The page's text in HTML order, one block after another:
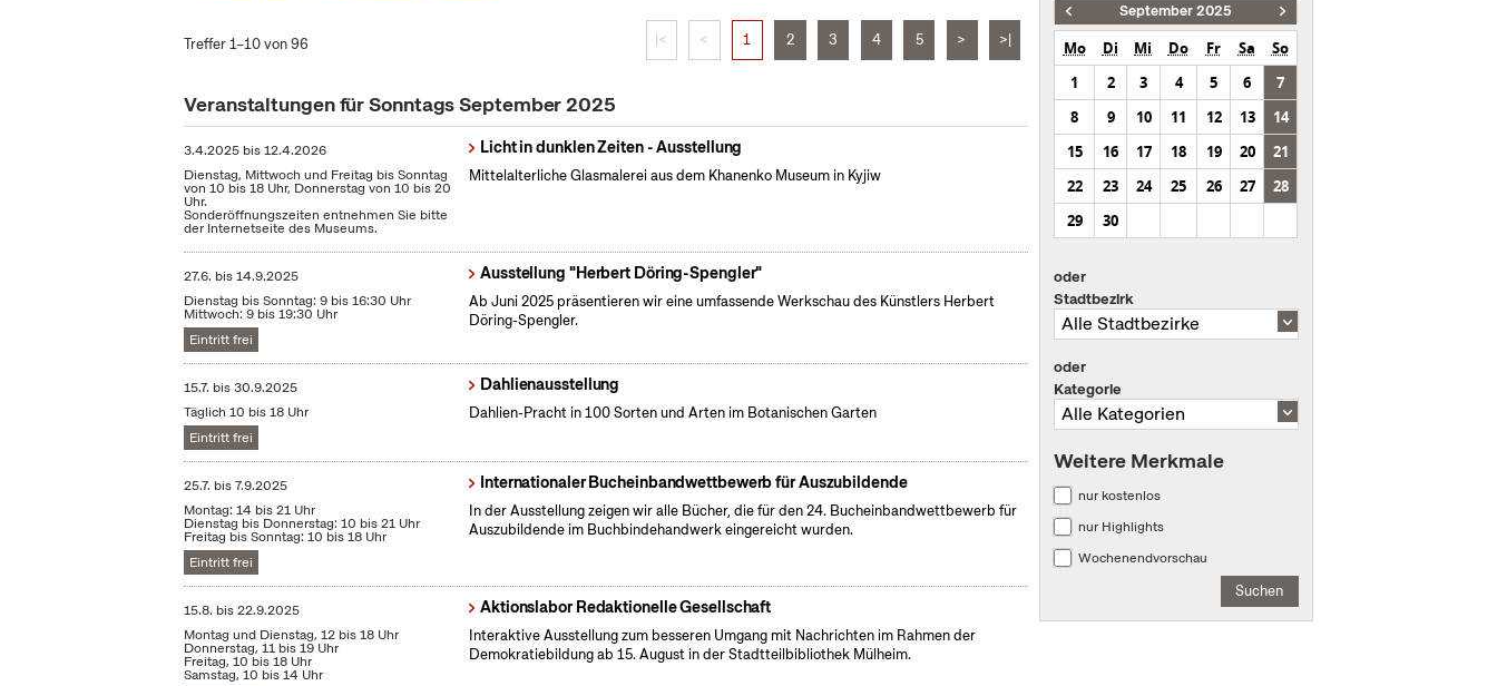
Treffer 1–10 von 96 |< < 1 2 3 4 5 > >|
Veranstaltungen für Sonntags September 2025
3.4.2025 bis12.4.2026
Dienstag, Mittwoch und Freitag bis Sonntag
von 10 bis 18 Uhr, Donnerstag von 10 bis 20
Uhr.
Sonderöffnungszeiten entnehmen Sie bitte
der Internetseite des Museums.
Licht in dunklen Zeiten - Ausstellung
Mittelalterliche Glasmalerei aus dem Khanenko Museum in Kyjiw
27.6. bis14.9.2025
Dienstag bis Sonntag: 9 bis 16:30 Uhr
Mittwoch: 9 bis 19:30 Uhr
Eintritt frei
Ausstellung "Herbert Döring-Spengler"
Ab Juni 2025 präsentieren wir eine umfassende Werkschau des Künstlers Herbert
Döring-Spengler.
15.7. bis30.9.2025
Täglich 10 bis 18 Uhr
Eintritt frei
Dahlienausstellung
Dahlien-Pracht in 100 Sorten und Arten im Botanischen Garten
25.7. bis7.9.2025
Montag: 14 bis 21 Uhr
Dienstag bis Donnerstag: 10 bis 21 Uhr
Freitag bis Sonntag: 10 bis 18 Uhr
Eintritt frei
Internationaler Bucheinbandwettbewerb für Auszubildende
In der Ausstellung zeigen wir alle Bücher, die für den 24. Bucheinbandwettbewerb für
Auszubildende im Buchbindehandwerk eingereicht wurden.
15.8. bis22.9.2025
Montag und Dienstag, 12 bis 18 Uhr
Donnerstag, 11 bis 19 Uhr
Freitag, 10 bis 18 Uhr
Samstag, 10 bis 14 Uhr
Aktionslabor Redaktionelle Gesellschaft
Interaktive Ausstellung zum besseren Umgang mit Nachrichten im Rahmen der
Demokratiebildung ab 15. August in der Stadtteilbibliothek Mülheim.
September 2025
Mo Di Mi Do Fr Sa
So
1
2 3 4 5 6
7
8
9 10 11 12 13
14
15
16 17 18 19 20
21
22
23 24 25 26 27
28
29
30
oder
Stadtbezirk
oder
Kategorie
Weitere Merkmale
nur kostenlos
nur Highlights
Wochenendvorschau
Suchen